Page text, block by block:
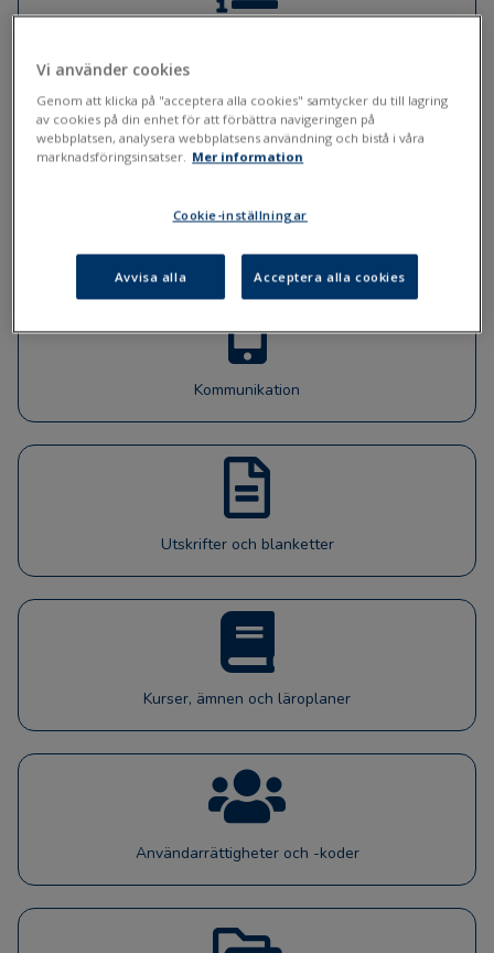
Bedömning och prov
Kommunikation
Utskrifter och blanketter
Kurser, ämnen och läroplaner
Användarrättigheter och -koder
Vi använder cookies
Genom att klicka på "acceptera alla cookies" samtycker du till lagring
av cookies på din enhet för att förbättra navigeringen på
webbplatsen, analysera webbplatsens användning och bistå i våra
marknadsföringsinsatser. Mer information
Cookie-inställningar
Avvisa alla Acceptera alla cookies